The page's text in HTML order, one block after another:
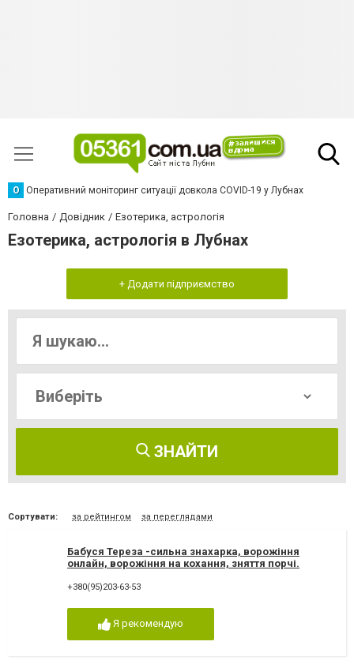
О Оперативний моніторинг ситуації довкола COVID-19 у Лубнах
Головна Довідник Езотерика, астрологія
Езотерика, астрологія в Лубнах
+ Додати підприємство
ЗНАЙТИ
Сортувати: за рейтингом за переглядами
Бабуся Тереза -сильна знахарка, ворожіння
онлайн, ворожіння на кохання, зняття порчі.
+380(95)203-63-53
Я рекомендую